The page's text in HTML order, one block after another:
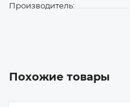
Производитель:
Похожие товары